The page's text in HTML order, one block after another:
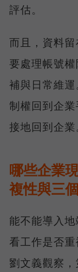
評估。
而且，資料
要處理帳號
補與日常維
制權回到企
接地回到企業
哪些企業
複性與三
能不能導入
看工作是否重
劉文義觀察